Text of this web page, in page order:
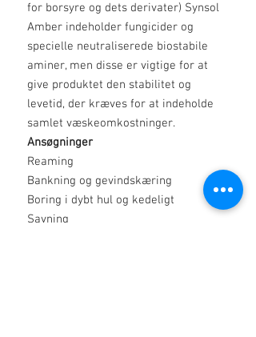
for borsyre og dets derivater) Synsol
Amber indeholder fungicider og
specielle neutraliserede biostabile
aminer, men disse er vigtige for at
give produktet den stabilitet og
levetid, der kræves for at indeholde
samlet væskeomkostninger.
Ansøgninger
Reaming
Bankning og gevindskæring
Boring i dybt hul og kedeligt
Savning